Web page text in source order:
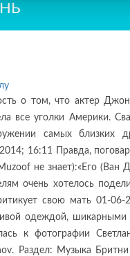
о том, что актер
все уголки Америки.
самых близких
16:11 Правда,
не знает):«Его
очень хотелось
свою мать 01-
одеждой,
к фотографии
Раздел: Музыка